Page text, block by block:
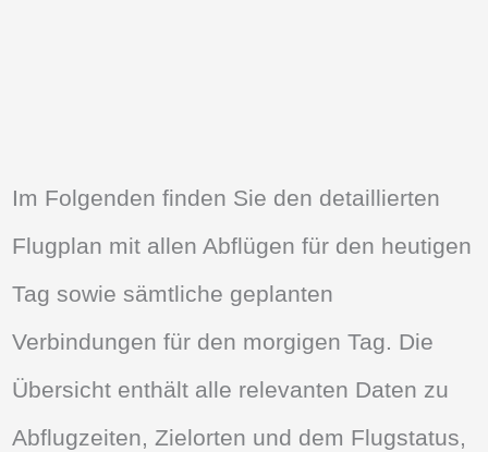
Im Folgenden finden Sie den detaillierten
Flugplan mit allen Abflügen für den heutigen
Tag sowie sämtliche geplanten
Verbindungen für den morgigen Tag. Die
Übersicht enthält alle relevanten Daten zu
Abflugzeiten, Zielorten und dem Flugstatus,